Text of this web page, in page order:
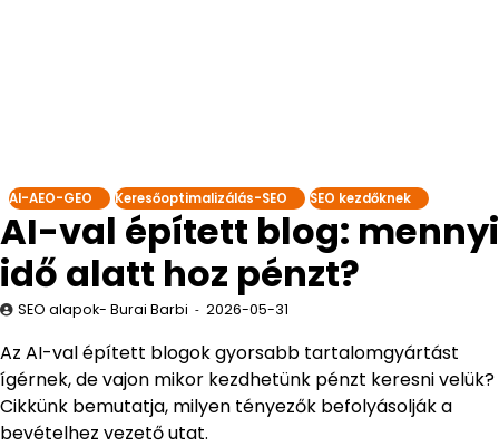
AI-AEO-GEO Keresőoptimalizálás-SEO SEO kezdőknek
AI-val épített blog: mennyi
idő alatt hoz pénzt?
SEO alapok- Burai Barbi 2026-05-31
Az AI-val épített blogok gyorsabb tartalomgyártást
ígérnek, de vajon mikor kezdhetünk pénzt keresni velük?
Cikkünk bemutatja, milyen tényezők befolyásolják a
bevételhez vezető utat.